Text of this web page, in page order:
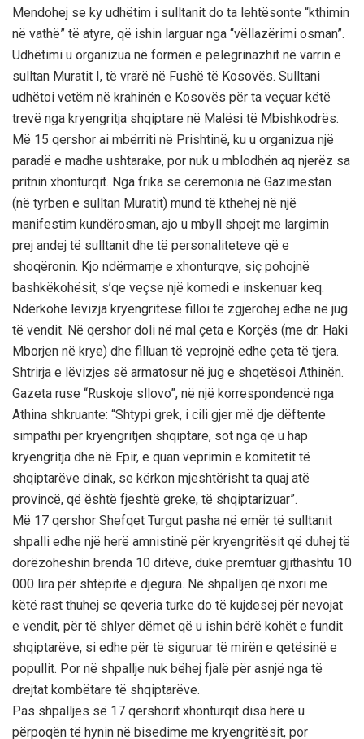
Mendohej se ky udhëtim i sulltanit do ta lehtësonte “kthimin
në vathë” të atyre, që ishin larguar nga “vëllazërimi osman”.
Udhëtimi u organizua në formën e pelegrinazhit në varrin e
sulltan Muratit I, të vrarë në Fushë të Kosovës. Sulltani
udhëtoi vetëm në krahinën e Kosovës për ta veçuar këtë
trevë nga kryengritja shqiptare në Malësi të Mbishkodrës.
Më 15 qershor ai mbërriti në Prishtinë, ku u organizua një
paradë e madhe ushtarake, por nuk u mblodhën aq njerëz sa
pritnin xhonturqit. Nga frika se ceremonia në Gazimestan
(në tyrben e sulltan Muratit) mund të kthehej në një
manifestim kundërosman, ajo u mbyll shpejt me largimin
prej andej të sulltanit dhe të personaliteteve që e
shoqëronin. Kjo ndërmarrje e xhonturqve, siç pohojnë
bashkëkohësit, s’qe veçse një komedi e inskenuar keq.
Ndërkohë lëvizja kryengritëse filloi të zgjerohej edhe në jug
të vendit. Në qershor doli në mal çeta e Korçës (me dr. Haki
Mborjen në krye) dhe filluan të veprojnë edhe çeta të tjera.
Shtrirja e lëvizjes së armatosur në jug e shqetësoi Athinën.
Gazeta ruse “Ruskoje sllovo”, në një korrespondencë nga
Athina shkruante: “Shtypi grek, i cili gjer më dje dëftente
simpathi për kryengritjen shqiptare, sot nga që u hap
kryengritja dhe në Epir, e quan veprimin e komitetit të
shqiptarëve dinak, se kërkon mjeshtërisht ta quaj atë
provincë, që është fjeshtë greke, të shqiptarizuar”.
Më 17 qershor Shefqet Turgut pasha në emër të sulltanit
shpalli edhe një herë amnistinë për kryengritësit që duhej të
dorëzoheshin brenda 10 ditëve, duke premtuar gjithashtu 10
000 lira për shtëpitë e djegura. Në shpalljen që nxori me
këtë rast thuhej se qeveria turke do të kujdesej për nevojat
e vendit, për të shlyer dëmet që u ishin bërë kohët e fundit
shqiptarëve, si edhe për të siguruar të mirën e qetësinë e
popullit. Por në shpallje nuk bëhej fjalë për asnjë nga të
drejtat kombëtare të shqiptarëve.
Pas shpalljes së 17 qershorit xhonturqit disa herë u
përpoqën të hynin në bisedime me kryengritësit, por